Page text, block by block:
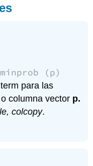
(p)
para las
columna vector p.
colcopy.